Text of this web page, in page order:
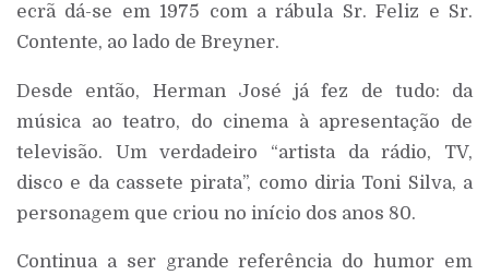
ecrã dá-se em 1975 com a rábula Sr. Feliz e Sr.
Contente, ao lado de Breyner.
Desde então, Herman José já fez de tudo: da
música ao teatro, do cinema à apresentação de
televisão. Um verdadeiro “artista da rádio, TV,
disco e da cassete pirata”, como diria Toni Silva, a
personagem que criou no início dos anos 80.
Continua a ser grande referência do humor em